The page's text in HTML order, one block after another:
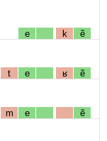
e k ẽ
t e ʁ ẽ
m e ẽ